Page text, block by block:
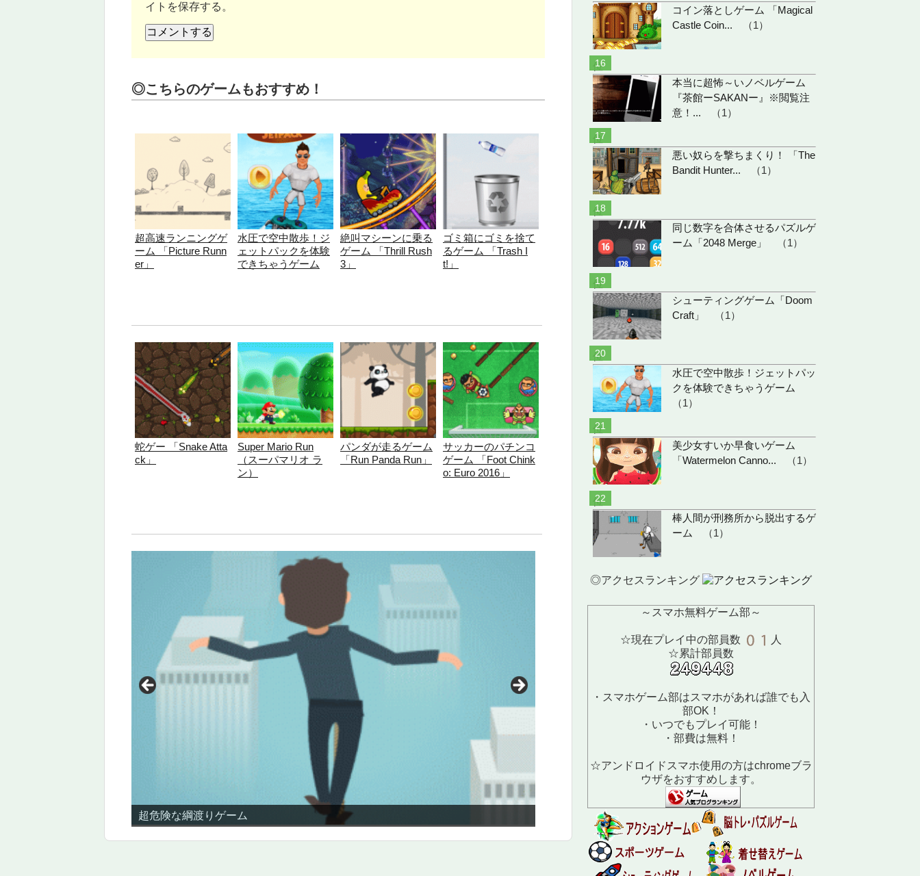
イトを保存する。
◎こちらのゲームもおすすめ！
超高速ランニングゲ
ーム 「Picture Runn
er」
水圧で空中散歩！ジ
ェットパックを体験
できちゃうゲーム
絶叫マシーンに乗る
ゲーム 「Thrill Rush
3」
ゴミ箱にゴミを捨て
るゲーム 「Trash I
t!」
蛇ゲー 「Snake Atta
ck」
Super Mario Run
（スーパマリオ ラ
ン）
パンダが走るゲーム
「Run Panda Run」
サッカーのパチンコ
ゲーム 「Foot Chink
o: Euro 2016」
超危険な綱渡りゲーム
女の子のお尻をぺんぺん叩くゲーム！
コイン落としゲーム 「Magical
Castle Coin... （1）
位
本当に超怖～いノベルゲーム
『茶館ーSAKANー』※閲覧注
意！... （1）
位
悪い奴らを撃ちまくり！ 「The
Bandit Hunter... （1）
位
同じ数字を合体させるパズルゲ
ーム「2048 Merge」
（1）
位
シューティングゲーム「Doom
Craft」
（1）
位
水圧で空中散歩！ジェットパッ
クを体験できちゃうゲーム
（1）
位
美少女すいか早食いゲーム
「Watermelon Canno... （1）
位
棒人間が刑務所から脱出するゲ
ーム
（1）
◎アクセスランキング
～スマホ無料ゲーム部～
☆現在プレイ中の部員数
人
☆累計部員数
・スマホゲーム部はスマホがあれば誰でも入
部OK！
・いつでもプレイ可能！
・部費は無料！
☆アンドロイドスマホ使用の方はchromeブラ
ウザをおすすめします。